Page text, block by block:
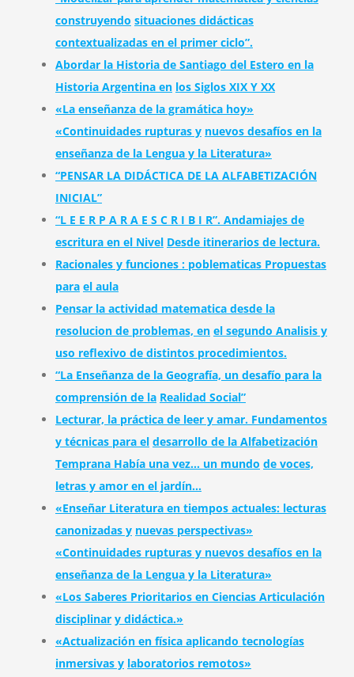
construyendo situaciones didácticas
contextualizadas en el primer ciclo”.
Abordar la Historia de Santiago del Estero en la
Historia Argentina en los Siglos XIX Y XX
«La enseñanza de la gramática hoy»
«Continuidades rupturas y nuevos desafíos en la
enseñanza de la Lengua y la Literatura»
“PENSAR LA DIDÁCTICA DE LA ALFABETIZACIÓN
INICIAL”
“L E E R P A R A E S C R I B I R”. Andamiajes de
escritura en el Nivel Desde itinerarios de lectura.
Racionales y funciones : poblematicas Propuestas
para el aula
Pensar la actividad matematica desde la
resolucion de problemas, en el segundo Analisis y
uso reflexivo de distintos procedimientos.
“La Enseñanza de la Geografía, un desafío para la
comprensión de la Realidad Social”
Lecturar, la práctica de leer y amar. Fundamentos
y técnicas para el desarrollo de la Alfabetización
Temprana Había una vez… un mundo de voces,
letras y amor en el jardín…
«Enseñar Literatura en tiempos actuales: lecturas
canonizadas y nuevas perspectivas»
«Continuidades rupturas y nuevos desafíos en la
enseñanza de la Lengua y la Literatura»
«Los Saberes Prioritarios en Ciencias Articulación
disciplinar y didáctica.»
«Actualización en física aplicando tecnologías
inmersivas y laboratorios remotos»